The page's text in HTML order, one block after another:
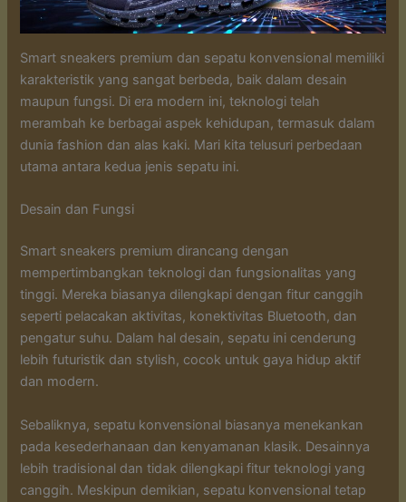
Smart sneakers premium dan sepatu konvensional memiliki
karakteristik yang sangat berbeda, baik dalam desain
maupun fungsi. Di era modern ini, teknologi telah
merambah ke berbagai aspek kehidupan, termasuk dalam
dunia fashion dan alas kaki. Mari kita telusuri perbedaan
utama antara kedua jenis sepatu ini.
Desain dan Fungsi
Smart sneakers premium dirancang dengan
mempertimbangkan teknologi dan fungsionalitas yang
tinggi. Mereka biasanya dilengkapi dengan fitur canggih
seperti pelacakan aktivitas, konektivitas Bluetooth, dan
pengatur suhu. Dalam hal desain, sepatu ini cenderung
lebih futuristik dan stylish, cocok untuk gaya hidup aktif
dan modern.
Sebaliknya, sepatu konvensional biasanya menekankan
pada kesederhanaan dan kenyamanan klasik. Desainnya
lebih tradisional dan tidak dilengkapi fitur teknologi yang
canggih. Meskipun demikian, sepatu konvensional tetap